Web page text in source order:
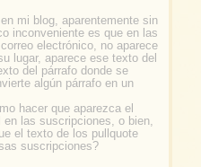
mi blog, aparentemente sin
inconveniente es que en las
electrónico, no aparece
lugar, aparece ese texto del
del párrafo donde se
algún párrafo en un
hacer que aparezca el
en las suscripciones, o bien,
el texto de los pullquote
suscripciones?